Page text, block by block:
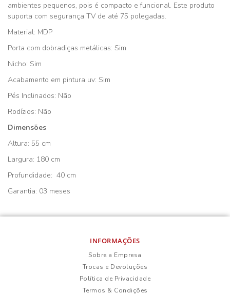
ambientes pequenos, pois é compacto e funcional. Este produto
suporta com segurança TV de até 75 polegadas.
Material: MDP
Porta com dobradiças metálicas: Sim
Nicho: Sim
Acabamento em pintura uv: Sim
Pés Inclinados: Não
Rodízios: Não
Dimensões
Altura: 55 cm
Largura: 180 cm
Profundidade: 40 cm
Garantia: 03 meses
INFORMAÇÕES
Sobre a Empresa
Trocas e Devoluções
Política de Privacidade
Termos & Condições